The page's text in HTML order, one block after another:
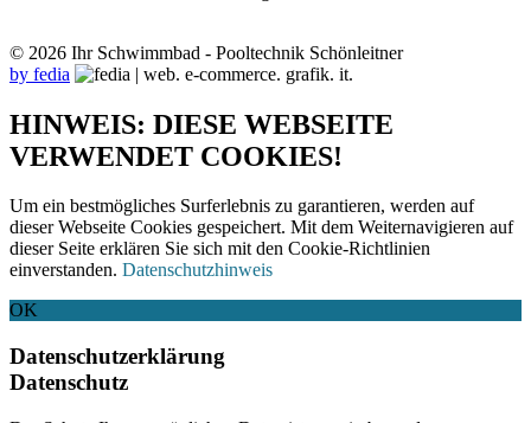
© 2026 Ihr Schwimmbad - Pooltechnik Schönleitner
by fedia
HINWEIS: DIESE WEBSEITE
VERWENDET COOKIES!
Um ein bestmögliches Surferlebnis zu garantieren, werden auf
dieser Webseite Cookies gespeichert. Mit dem Weiternavigieren auf
dieser Seite erklären Sie sich mit den Cookie-Richtlinien
einverstanden. Datenschutzhinweis
OK
Datenschutzerklärung
Datenschutz